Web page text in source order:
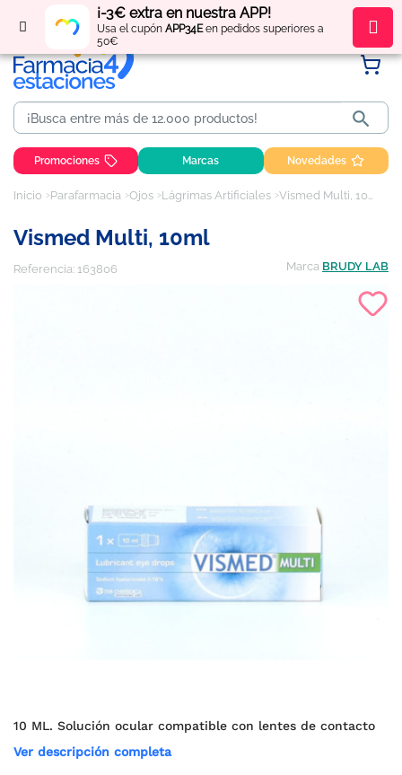
¡-3€ extra en nuestra APP!
Usa el cupón APP34Een pedidos superiores a
50€
Regístratey obténpuntos por tus compras

Promociones Marcas Novedades
Inicio Parafarmacia Ojos Lágrimas Artificiales Vismed Multi, 10ml
Vismed Multi, 10ml
Referencia: 163806 Marca BRUDY LAB
10 ML. Solución ocular compatible con lentes de contacto
Ver descripción completa